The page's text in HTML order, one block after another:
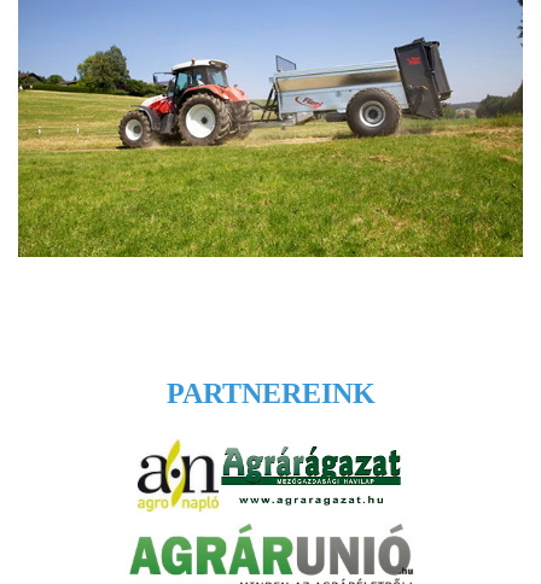
PARTNEREINK